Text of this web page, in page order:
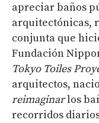
apreciar baños
arquitectónicas,
conjunta que
Fundación
Tokyo Toiles
arquitectos,
reimaginarlos
recorridos